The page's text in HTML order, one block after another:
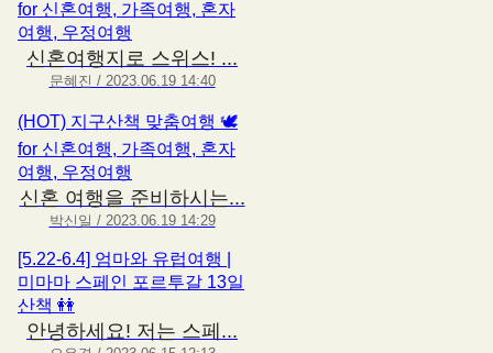
for 신혼여행, 가족여행, 혼자
여행, 우정여행
신혼여행지로 스위스! ...
문혜진 / 2023.06.19 14:40
(HOT) 지구산책 맞춤여행 🕊
for 신혼여행, 가족여행, 혼자
여행, 우정여행
신혼 여행을 준비하시는...
박신일 / 2023.06.19 14:29
[5.22-6.4] 엄마와 유럽여행 |
미마마 스페인 포르투갈 13일
산책 👭
안녕하세요! 저는 스페...